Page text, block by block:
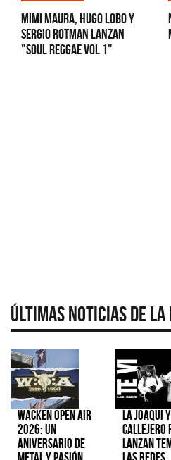
Mimi Maura, Hugo Lobo y
Sergio Rotman lanzan
"Soul Reggae Vol 1"
Últimas Noticias de la
Wacken Open Air
2026: Un
aniversario de
La Joaqui y
Callejero
lanzan